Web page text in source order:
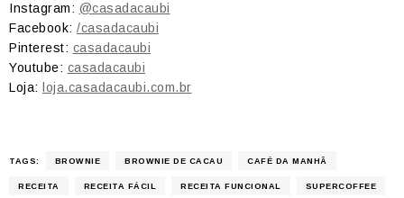
Instagram: @casadacaubi
Facebook: /casadacaubi
Pinterest: casadacaubi
Youtube: casadacaubi
Loja:
loja.casadacaubi.com.br
TAGS: BROWNIE BROWNIE DE CACAU CAFÉ DA MANHÃ
RECEITA RECEITA FÁCIL RECEITA FUNCIONAL SUPERCOFFEE